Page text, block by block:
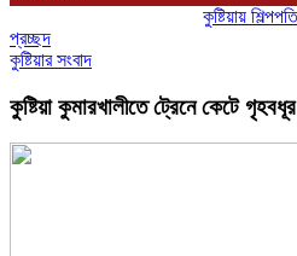
কুষ্টিয়ায় শিল্পপতি
প্রচ্ছদ
কুষ্টিয়ার সংবাদ
কুষ্টিয়া কুমারখালীতে ট্রেনে কেটে